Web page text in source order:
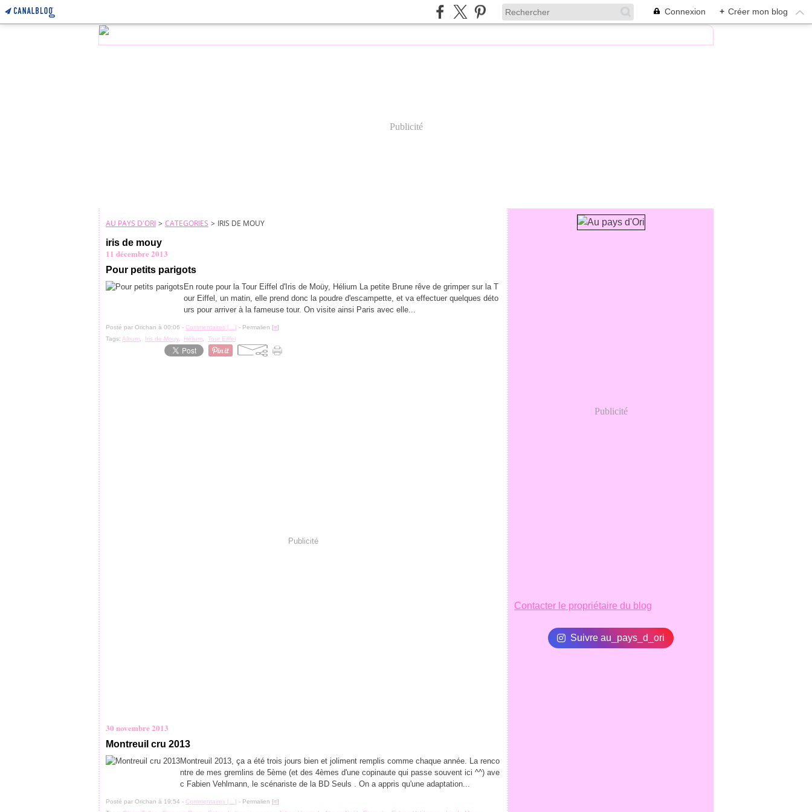
Connexion + Créer mon blog
Publicité
AU PAYS D'ORI > CATEGORIES > IRIS DE MOUY
iris de mouy
11 décembre 2013
Pour petits parigots
En route pour la Tour Eiffel d'Iris de Moüy, Hélium La petite Brune rêve de grimper sur la T
our Eiffel, un matin, elle prend donc la poudre d'escampette, et va effectuer quelques déto
urs pour arriver à la fameuse tour. On visite ainsi Paris avec elle...
Posté par Orichan à 00:06 - Commentaires [ ] - Permalien [#]
Tags: Album Iris de Mouy, Hélium Tour Eiffel
Publicité
30 novembre 2013
Montreuil cru 2013
Montreuil 2013, ça a été trois jours bien et joliment remplis comme chaque année. La renco
ntre de mes gremlins de 5ème (et des 4èmes d'une copinaute qui passe souvent ici ^^) ave
c Fabien Vehlmann, le scénariste de la BD Seuls . On a appris qu'une adaptation...
Posté par Orichan à 19:54 - Commentaires [ ] - Permalien [#]
Publicité
Contacter le propriétaire du blog
Suivre au_pays_d_ori